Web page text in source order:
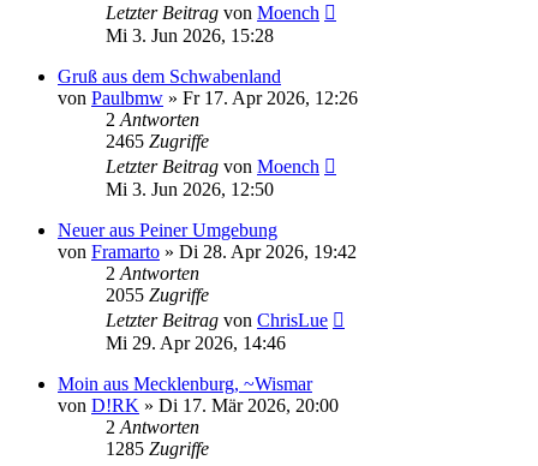
Letzter Beitrag von Moench
Mi 3. Jun 2026, 15:28
Gruß aus dem Schwabenland
von Paulbmw » Fr 17. Apr 2026, 12:26
2 Antworten
2465 Zugriffe
Letzter Beitrag von Moench
Mi 3. Jun 2026, 12:50
Neuer aus Peiner Umgebung
von Framarto » Di 28. Apr 2026, 19:42
2 Antworten
2055 Zugriffe
Letzter Beitrag von ChrisLue
Mi 29. Apr 2026, 14:46
Moin aus Mecklenburg, ~Wismar
von D!RK » Di 17. Mär 2026, 20:00
2 Antworten
1285 Zugriffe